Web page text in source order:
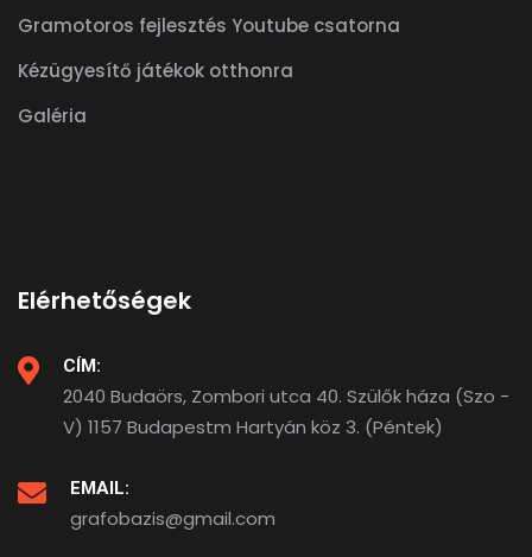
Gramotoros fejlesztés Youtube csatorna
Kézügyesítő játékok otthonra
Galéria
Elérhetőségek
CÍM:
2040 Budaörs, Zombori utca 40. Szülők háza (Szo -
V) 1157 Budapestm Hartyán köz 3. (Péntek)
EMAIL:
grafobazis@gmail.com